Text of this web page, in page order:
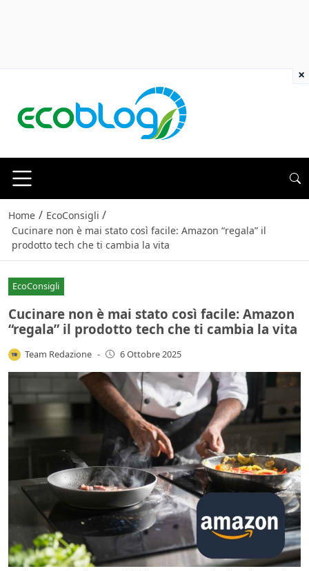
Home / EcoConsigli /
Cucinare non è mai stato così facile: Amazon “regala” il
prodotto tech che ti cambia la vita
EcoConsigli
Cucinare non è mai stato così facile: Amazon
“regala” il prodotto tech che ti cambia la vita
Team Redazione - 6 Ottobre 2025
×